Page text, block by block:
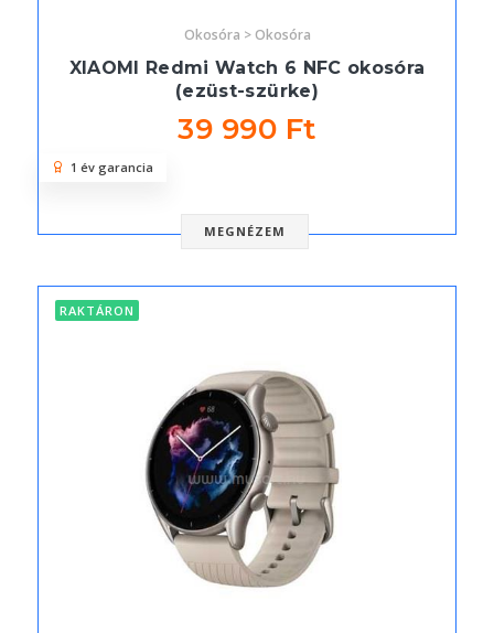
Okosóra > Okosóra
XIAOMI Redmi Watch 6 NFC okosóra
(ezüst-szürke)
39 990 Ft
MEGNÉZEM
1 év garancia
RAKTÁRON